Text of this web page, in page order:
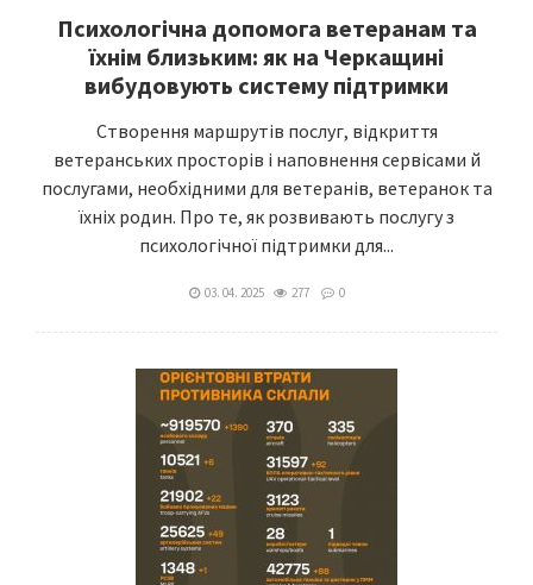
Психологічна допомога ветеранам та
їхнім близьким: як на Черкащині
вибудовують систему підтримки
Створення маршрутів послуг, відкриття
ветеранських просторів і наповнення сервісами й
послугами, необхідними для ветеранів, ветеранок та
їхніх родин. Про те, як розвивають послугу з
психологічної підтримки для...
03. 04. 2025 277 0